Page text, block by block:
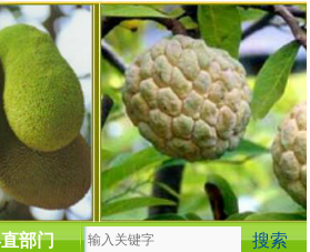
部门